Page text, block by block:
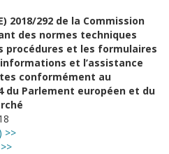
2018/292 de la Commission
des normes techniques
procédures et les formulaires
et l’assistance
conformément au
du Parlement européen et du
>>